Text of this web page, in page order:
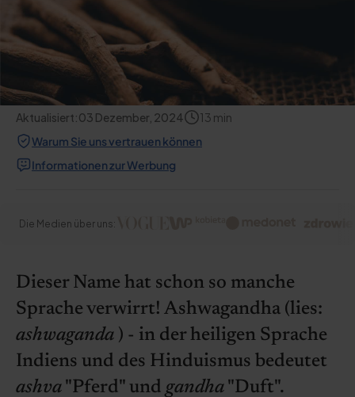
Aktualisiert:03 Dezember, 2024 13 min
Warum Sie uns vertrauen können
Informationen zur Werbung
Die Medien über uns:
Dieser Name hat schon so manche
Sprache verwirrt! Ashwagandha (lies:
ashwaganda ) - in der heiligen Sprache
Indiens und des Hinduismus bedeutet
ashva "Pferd" und gandha "Duft".